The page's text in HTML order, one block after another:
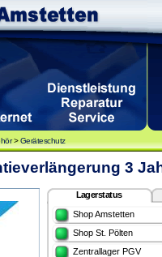
>Geräteschutz
3
Lagerstatus
Shop Amstetten
Shop St. Pölten
Zentrallager PGV